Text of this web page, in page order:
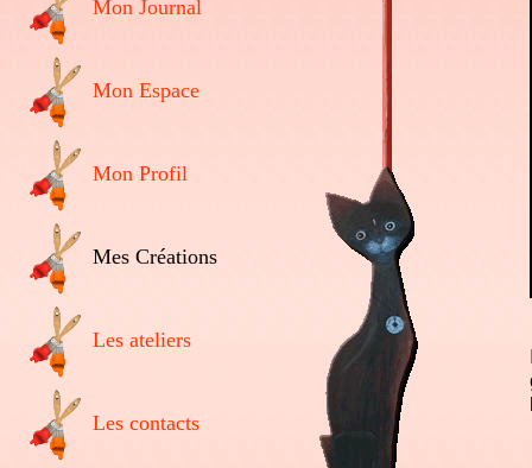
Mon Journal
Mon Espace
Mon Profil
Mes Créations
Les ateliers
Les contacts